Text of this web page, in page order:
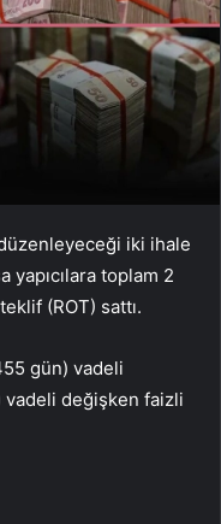
iki ihale
yapıcılara toplam 2
(ROT) sattı.
gün) vadeli
vadeli değişken faizli